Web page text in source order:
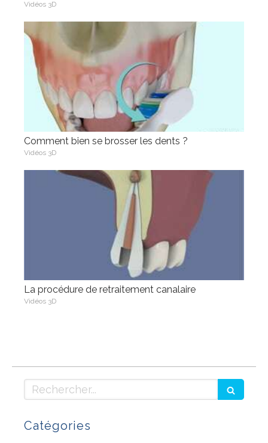
Vidéos 3D
Comment bien se brosser les dents ?
Vidéos 3D
La procédure de retraitement canalaire
Vidéos 3D
Rechercher
Catégories